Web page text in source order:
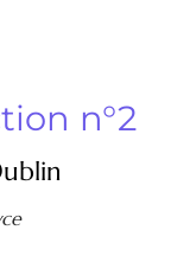
n°2